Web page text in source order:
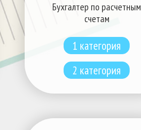
Бухгалтер по расчетным
счетам
1 категория
2 категория